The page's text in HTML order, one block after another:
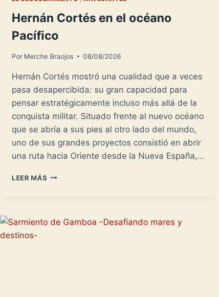
Hernán Cortés en el océano
Pacífico
Por Merche Braojos 08/08/2026
Hernán Cortés mostró una cualidad que a veces
pasa desapercibida: su gran capacidad para
pensar estratégicamente incluso más allá de la
conquista militar. Situado frente al nuevo océano
que se abría a sus pies al otro lado del mundo,
uno de sus grandes proyectos consistió en abrir
una ruta hacia Oriente desde la Nueva España,…
LEER MÁS HERNÁN
PACÍFICO